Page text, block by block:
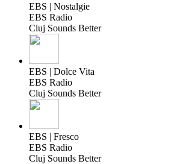
EBS | Nostalgie
EBS Radio
Cluj Sounds Better
EBS | Dolce Vita
EBS Radio
Cluj Sounds Better
EBS | Fresco
EBS Radio
Cluj Sounds Better